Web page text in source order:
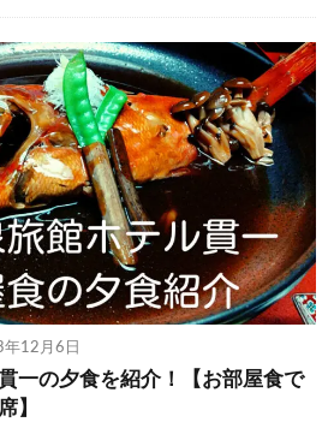
12月6日
一の夕食を紹介！【お部屋食で
】